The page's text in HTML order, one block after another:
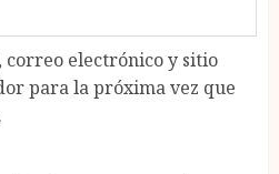
electrónico y sitio
para la próxima vez que